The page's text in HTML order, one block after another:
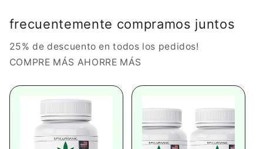
frecuentemente compramos juntos
25% de descuento en todos los pedidos!
COMPRE MÁS AHORRE MÁS